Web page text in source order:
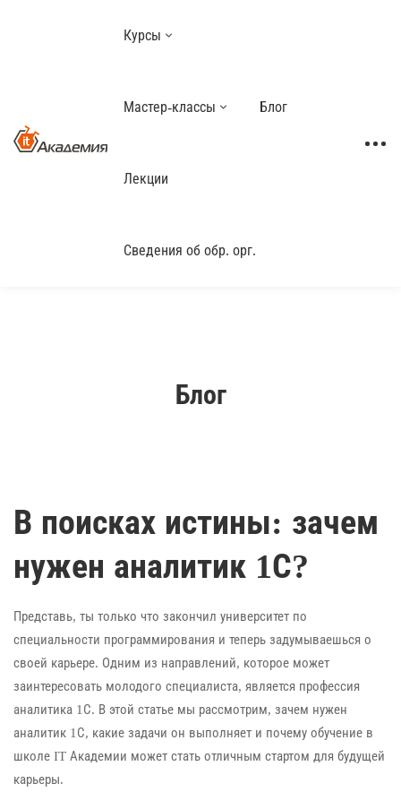
Курсы
Мастер-классы Блог
Лекции
Сведения об обр. орг.
Блог
В поисках истины: зачем
нужен аналитик 1С?
Представь, ты только что закончил университет по
специальности программирования и теперь задумываешься о
своей карьере. Одним из направлений, которое может
заинтересовать молодого специалиста, является профессия
аналитика 1С. В этой статье мы рассмотрим, зачем нужен
аналитик 1С, какие задачи он выполняет и почему обучение в
школе IT Академии может стать отличным стартом для будущей
карьеры.